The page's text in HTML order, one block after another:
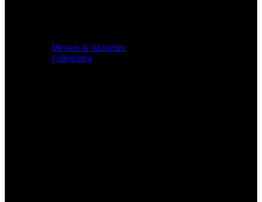
Messen & Aktuelles
Fallstudien